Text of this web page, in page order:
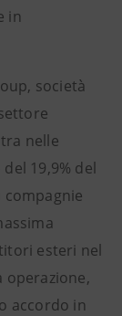
in
società
nelle
19,9% del
esteri nel
operazione,
accordo in